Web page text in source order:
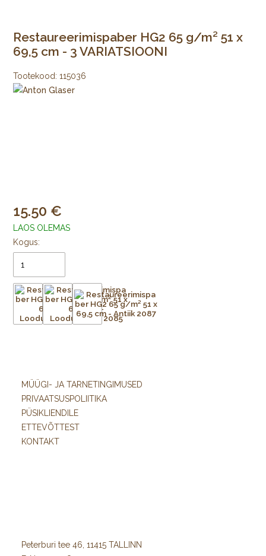
Restaureerimispaber HG2 65 g/m² 51 x
69,5 cm - 3 VARIATSIOONI
Tootekood: 115036
15.50
LAOS OLEMAS
Kogus:
MÜÜGI- JA TARNETINGIMUSED
PRIVAATSUSPOLIITIKA
PÜSIKLIENDILE
ETTEVÕTTEST
KONTAKT
Peterburi tee 46, 11415 TALLINN